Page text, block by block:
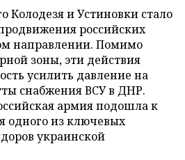
Колодезя и Устиновки стало
российских
направлении. Помимо
зоны, эти действия
усилить давление на
снабжения ВСУ в ДНР.
армия подошла к
одного из ключевых
украинской